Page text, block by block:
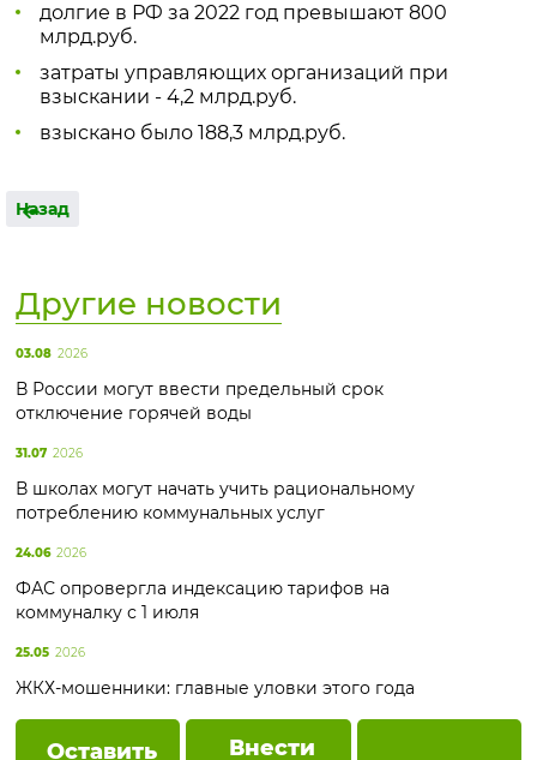
долгие в РФ за 2022 год превышают 800
млрд.руб.
затраты управляющих организаций при
взыскании - 4,2 млрд.руб.
взыскано было 188,3 млрд.руб.
Назад
Оставить
Внести
Другие новости
03.08 2026
В России могут ввести предельный срок
отключение горячей воды
31.07 2026
В школах могут начать учить рациональному
потреблению коммунальных услуг
24.06 2026
ФАС опровергла индексацию тарифов на
коммуналку с 1 июля
25.05 2026
ЖКХ-мошенники: главные уловки этого года